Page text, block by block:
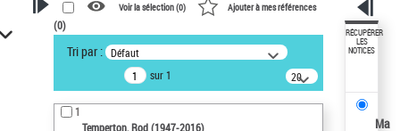
VOTRE RECHERCHE
Recherche avancée dans les
notices d’autorité
Œuvres liées à l'auteur :
Temperton, Rod (1947-2016)
Voir la sélection (0) Ajouter à mes références
(0)
Tri par : Défaut
sur 1
20
résultats/page
1
Temperton, Rod (1947-2016)
RÉCUPÉRER
LES
NOTICES
Ma